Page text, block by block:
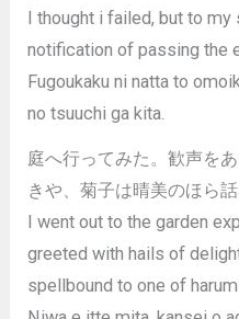
I thought i failed, but to
notification of passing the
Fugoukaku ni natta to
no tsuuchi ga kita.
庭へ行ってみた。歓声を
きや、菊子は晴美のほら
I went out to the garden
greeted with hails of
spellbound to one of